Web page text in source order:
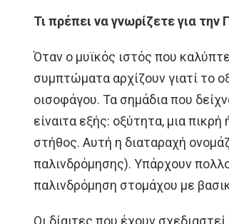
Τι πρέπει να γνωρίζετε για
Όταν ο μυϊκός ιστός που
συμπτώματα αρχίζουν γιατί το
οισοφάγου. Τα σημάδια που
είναιτα εξής: οξύτητα, μια
στήθος. Αυτή η διαταραχή
παλινδρόμησης). Υπάρχουν
παλινδρόμηση στομάχου με